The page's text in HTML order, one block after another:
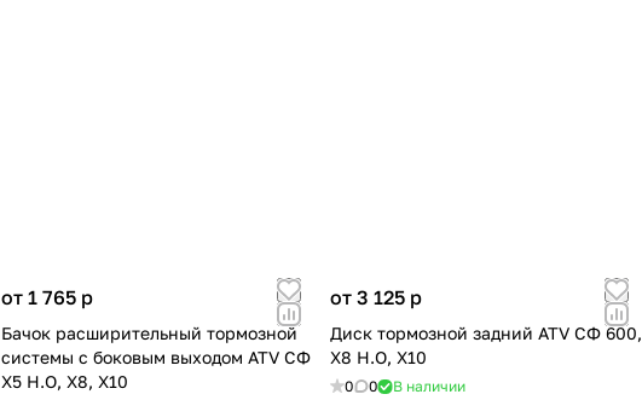
от 1 765 p
Бачок расширительный тормозной
системы с боковым выходом ATV СФ
X5 H.O, X8, X10
от 3 125 p
Диск тормозной задний ATV СФ 600,
X8 H.O, X10
0 0 В наличии